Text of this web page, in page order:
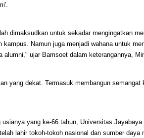
dimaksudkan untuk sekadar mengingatkan
kampus. Namun juga menjadi wahana untuk
alumni," ujar Bamsoet dalam keterangannya,
yang dekat. Termasuk membangun semangat
yang ke-66 tahun, Universitas
lahir tokoh-tokoh nasional dan sumber daya